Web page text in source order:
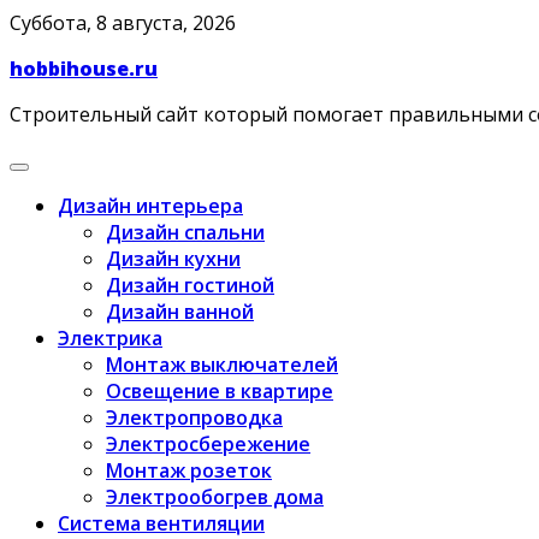
Skip
content
Суббота, 8 августа, 2026
hobbihouse.ru
Строительный сайт который помогает правильными
Дизайн интерьера
Дизайн спальни
Дизайн кухни
Дизайн гостиной
Дизайн ванной
Электрика
Монтаж выключателей
Освещение в квартире
Электропроводка
Электросбережение
Монтаж розеток
Электрообогрев дома
Система вентиляции